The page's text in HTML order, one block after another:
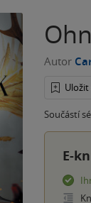
Autor
Součástí
E-